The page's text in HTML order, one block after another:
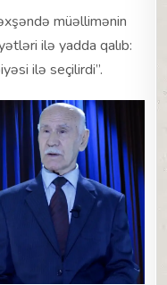
müəllimənin
ilə yadda qalıb:
ilə seçilirdi”.